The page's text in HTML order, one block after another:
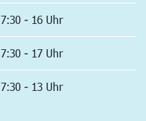
7:30 - 16 Uhr
7:30 - 17 Uhr
7:30 - 13 Uhr